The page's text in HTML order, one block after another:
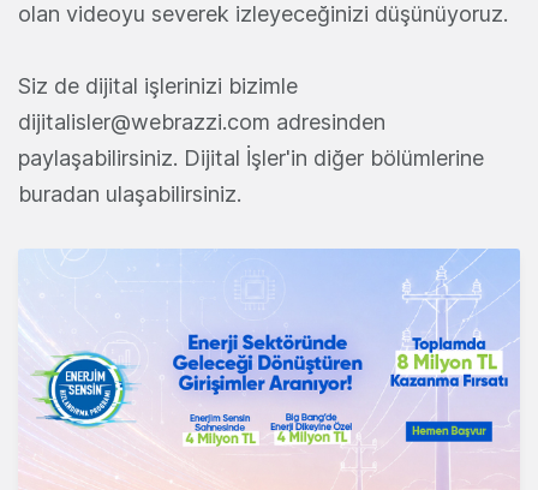
olan videoyu severek izleyeceğinizi düşünüyoruz.
Siz de dijital işlerinizi bizimle
dijitalisler@webrazzi.com adresinden
paylaşabilirsiniz. Dijital İşler'in diğer bölümlerine
buradan ulaşabilirsiniz.